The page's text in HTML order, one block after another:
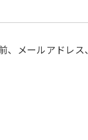
メールアドレス